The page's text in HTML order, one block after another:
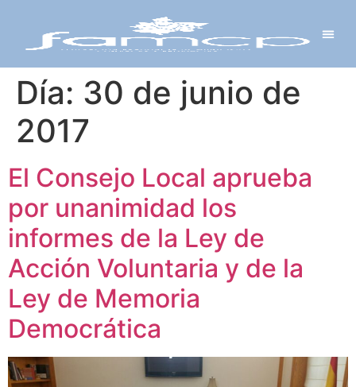
Día: 30 de junio de
2017
El Consejo Local aprueba
por unanimidad los
informes de la Ley de
Acción Voluntaria y de la
Ley de Memoria
Democrática